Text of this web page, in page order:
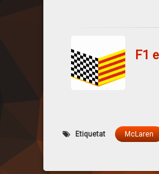
F1
Etiquetat McLaren